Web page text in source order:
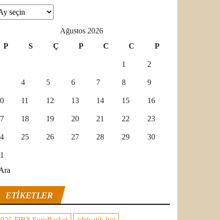
Ağustos 2026
P
S Ç P C C P
1 2
4 5 6 7 8 9
11 12 13 14 15 16
18 19 20 21 22 23
25 26 27 28 29 30
ETIKETLER